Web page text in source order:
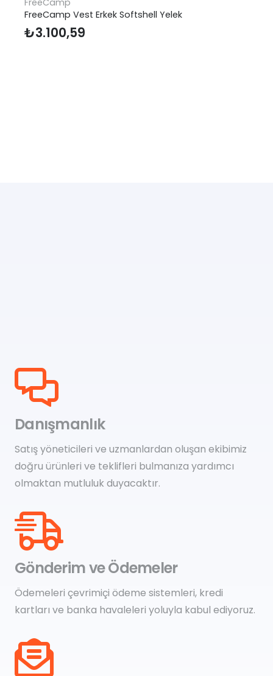
FreeCamp Vest Erkek Softshell Yelek
₺3.100,59
Danışmanlık
Satış yöneticileri ve uzmanlardan oluşan ekibimiz
doğru ürünleri ve teklifleri bulmanıza yardımcı
olmaktan mutluluk duyacaktır.
Gönderim ve Ödemeler
Ödemeleri çevrimiçi ödeme sistemleri, kredi
kartları ve banka havaleleri yoluyla kabul ediyoruz.